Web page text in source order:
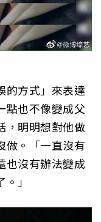
的方式」來表達
點也不像變成父
，明明想對他做
做。「一直沒有
也沒有辦法變成
」